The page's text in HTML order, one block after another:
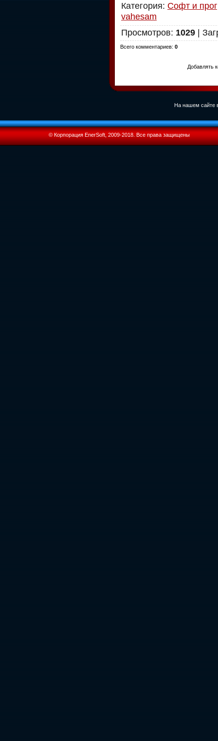
Категория: Софт и
vahesam
Просмотров: 1029 |
Всего комментариев: 0
Добавлять
На нашем сайте
© Корпорация EnerSoft, 2009-2018. Все права защищены